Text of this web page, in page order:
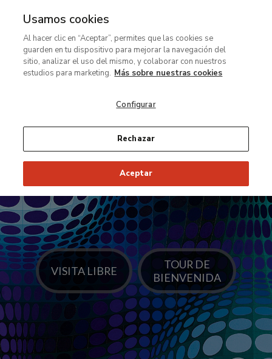
contenido
principal
Disfruta
exposición
Victor
principales
representantes
del
Op
Art.
Usamos cookies
Al hacer clic en “Aceptar”, permites que las cookies se
guarden en tu dispositivo para mejorar la navegación del
sitio, analizar el uso del mismo, y colaborar con nuestros
estudios para marketing. Más sobre nuestras cookies
Configurar
Rechazar
Aceptar